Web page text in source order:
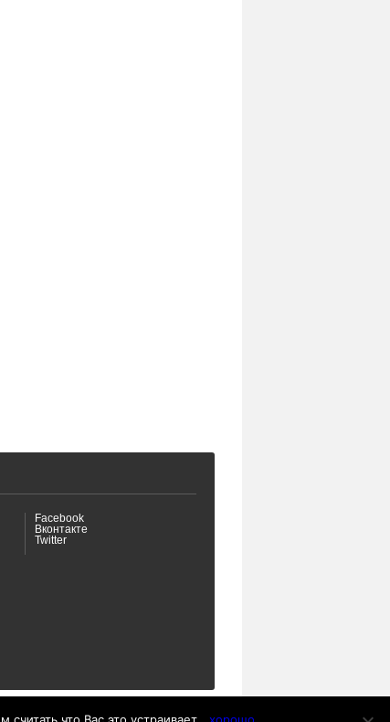
Facebook
Вконтакте
Twitter